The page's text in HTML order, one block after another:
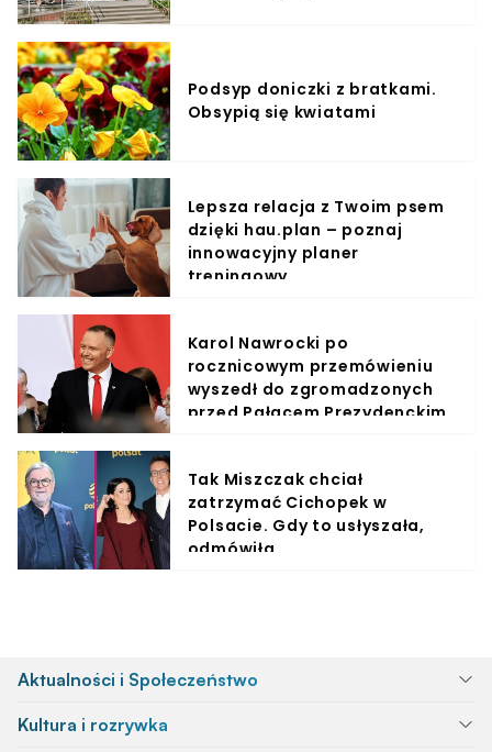
Podsyp doniczki z bratkami.
Obsypią się kwiatami
Lepsza relacja z Twoim psem
dzięki hau.plan – poznaj
innowacyjny planer
treningowy
Karol Nawrocki po
rocznicowym przemówieniu
wyszedł do zgromadzonych
przed Pałacem Prezydenckim
Tak Miszczak chciał
zatrzymać Cichopek w
Polsacie. Gdy to usłyszała,
odmówiła
Aktualności i Społeczeństwo
Kultura i rozrywka